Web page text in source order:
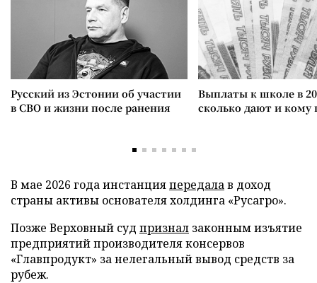
Русский из Эстонии об участии
в СВО и жизни после ранения
Выплаты к школе в
сколько дают и
В мае 2026 года инстанцияпередалав доход
страны активы основателя холдинга «Русагро».
Позже Верховный суд признал законным изъятие
предприятий производителя консервов
«Главпродукт» за нелегальный вывод средств за
рубеж.